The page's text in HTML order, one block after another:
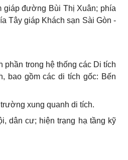
giáp đường Bùi Thị Xuân; phía
Tây giáp Khách sạn Sài Gòn -
trong hệ thống các Di tích
bao gồm các di tích gốc: Bến
xung quanh di tích.
dân cư; hiện trạng hạ tầng kỹ